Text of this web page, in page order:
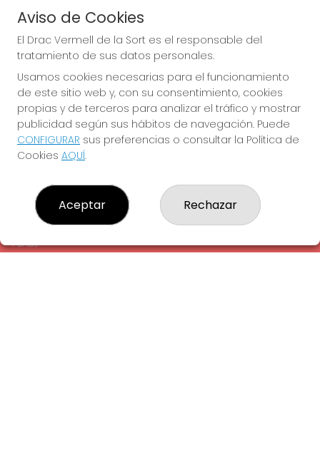
Imagen anterior
EL DRAC VERMELL DE LA SORT
¿Quiénes somos?
Comprar lotería
Contacto
Empresas
Peñas
Aviso de Cookies
El Drac Vermell de la Sort es el responsable del
tratamiento de sus datos personales.
Usamos cookies necesarias para el funcionamiento
de este sitio web y, con su consentimiento, cookies
propias y de terceros para analizar el tráfico y mostrar
publicidad según sus hábitos de navegación. Puede
CONFIGURAR sus preferencias o consultar la Política de
Cookies AQUÍ.
Aceptar Rechazar